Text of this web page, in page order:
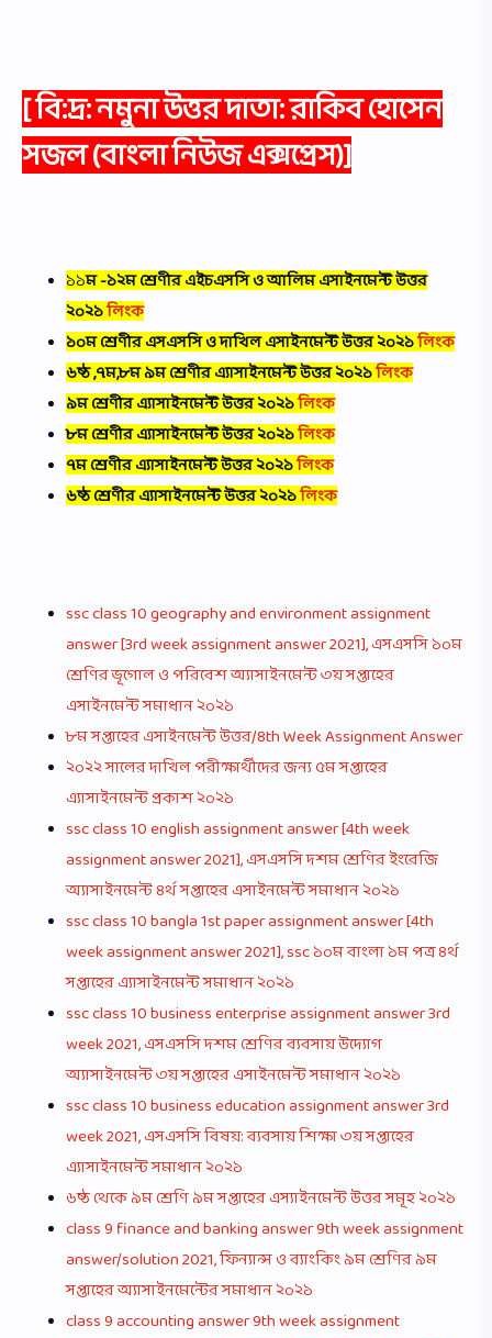
[ বি:দ্র: নমুনা উত্তর দাতা:রাকিব হোসেন
সজল(বাংলা নিউজ এক্সপ্রেস)]
১১ম -১২ম শ্রেণীরএইচএসসি ও আলিম এসাইনমেন্ট উত্তর
২০২১লিংক
১০ম শ্রেণীর এসএসসি ও দাখিল এসাইনমেন্ট উত্তর ২০২১লিংক
৬ষ্ঠ ,৭ম,৮ম ৯ম শ্রেণীর এ্যাসাইনমেন্ট উত্তর ২০২১লিংক
৯ম শ্রেণীর এ্যাসাইনমেন্ট উত্তর ২০২১লিংক
৮ম শ্রেণীর এ্যাসাইনমেন্ট উত্তর ২০২১লিংক
৭ম শ্রেণীর এ্যাসাইনমেন্ট উত্তর ২০২১লিংক
৬ষ্ঠ শ্রেণীর এ্যাসাইনমেন্ট উত্তর ২০২১লিংক
ssc class 10 geography and environment assignment
answer [3rd week assignment answer 2021], এসএসসি ১০ম
শ্রেণির ভূগোল ও পরিবেশ অ্যাসাইনমেন্ট ৩য় সপ্তাহের
এসাইনমেন্ট সমাধান ২০২১
৮ম সপ্তাহের এসাইনমেন্ট উত্তর/8th Week Assignment Answer
২০২২ সালের দাখিল পরীক্ষার্থীদের জন্য ৫ম সপ্তাহের
এ্যাসাইনমেন্ট প্রকাশ ২০২১
ssc class 10 english assignment answer [4th week
assignment answer 2021], এসএসসি দশম শ্রেণির ইংরেজি
অ্যাসাইনমেন্ট ৪র্থ সপ্তাহের এসাইনমেন্ট সমাধান ২০২১
ssc class 10 bangla 1st paper assignment answer [4th
week assignment answer 2021], ssc ১০ম বাংলা ১ম পত্র ৪র্থ
সপ্তাহের এ্যাসাইনমেন্ট সমাধান ২০২১
ssc class 10 business enterprise assignment answer 3rd
week 2021, এসএসসি দশম শ্রেণির ব্যবসায় উদ্যোগ
অ্যাসাইনমেন্ট ৩য় সপ্তাহের এসাইনমেন্ট সমাধান ২০২১
ssc class 10 business education assignment answer 3rd
week 2021, এসএসসি বিষয়: ব্যবসায় শিক্ষা ৩য় সপ্তাহের
এ্যাসাইনমেন্ট সমাধান ২০২১
৬ষ্ঠ থেকে ৯ম শ্রেণি ৯ম সপ্তাহের এস্যাইনমেন্ট উত্তর সমূহ ২০২১
class 9 finance and banking answer 9th week assignment
answer/solution 2021, ফিন্যান্স ও ব্যাংকিং ৯ম শ্রেণির ৯ম
সপ্তাহের অ্যাসাইনমেন্টের সমাধান ২০২১
class 9 accounting answer 9th week assignment